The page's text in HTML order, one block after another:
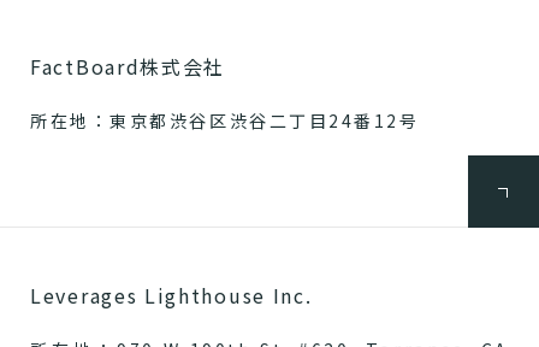
FactBoard株式会社
所在地：東京都渋谷区渋谷二丁目24番12号
Leverages Lighthouse Inc.